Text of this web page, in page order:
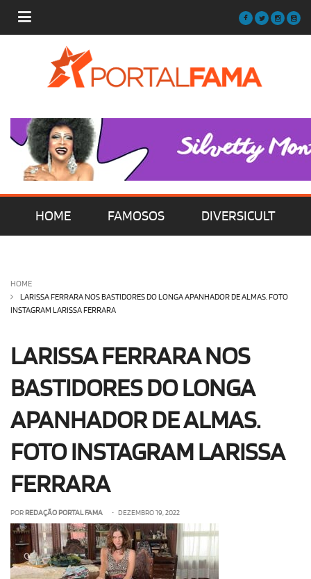
HOME FAMOSOS DIVERSICULT
HOME
LARISSA FERRARA NOS BASTIDORES DO LONGA APANHADOR DE ALMAS. FOTO
INSTAGRAM LARISSA FERRARA
LARISSA FERRARA NOS
BASTIDORES DO LONGA
APANHADOR DE ALMAS.
FOTO INSTAGRAM LARISSA
FERRARA
POR REDAÇÃO PORTAL FAMA • DEZEMBRO 19, 2022